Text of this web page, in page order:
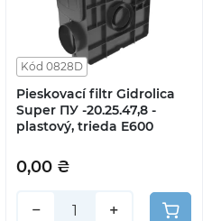
Kód 0828D
Pieskovací filtr Gidrolica
Super ПУ -20.25.47,8 -
plastový, trieda E600
0,00 ₴
− +